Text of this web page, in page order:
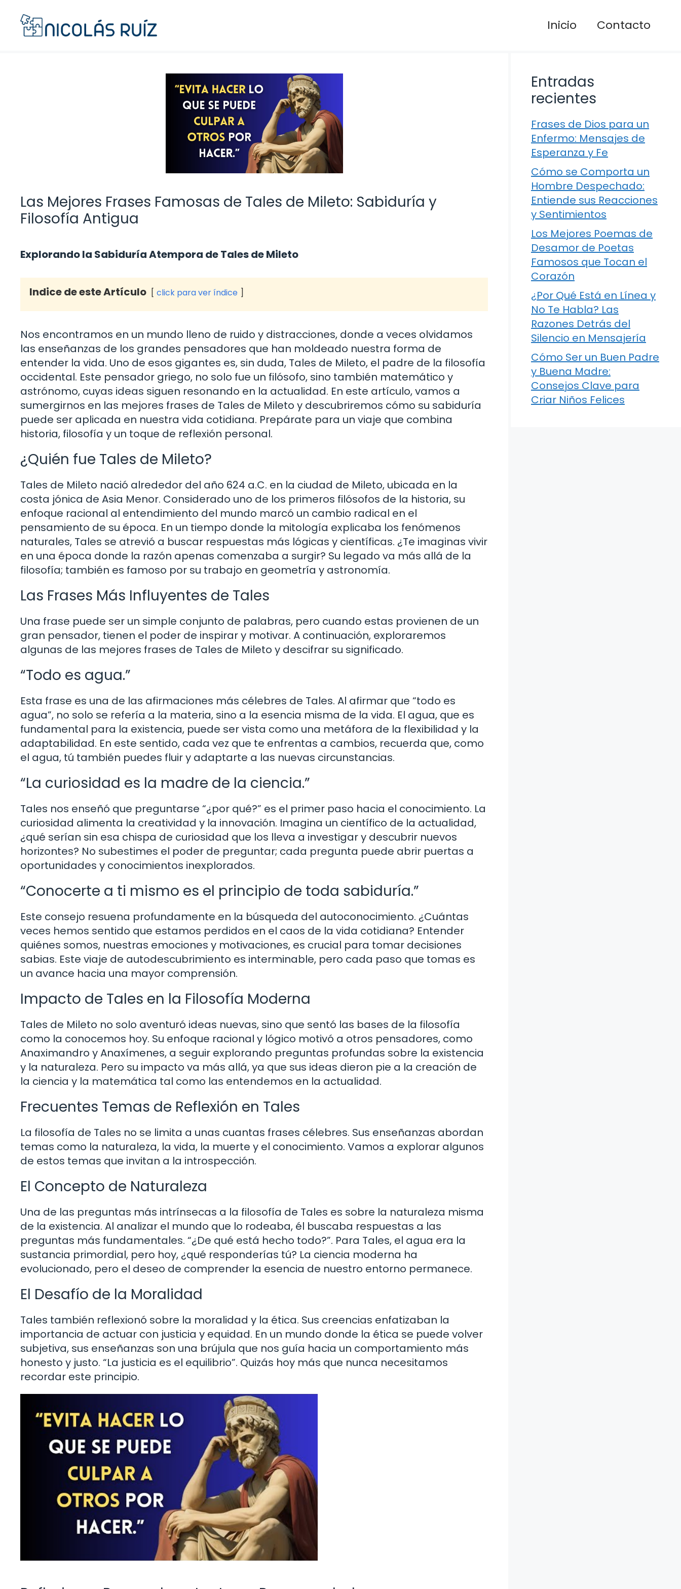
contenido
Inicio Contacto
Las Mejores Frases Famosas de Tales de Mileto: Sabiduría y
Filosofía Antigua
Explorando la Sabiduría Atempora de Tales de Mileto
Indice de este Artículo click para ver índice
Nos encontramos en un mundo lleno de ruido y distracciones, donde a veces olvidamos
las enseñanzas de los grandes pensadores que han moldeado nuestra forma de
entender la vida. Uno de esos gigantes es, sin duda, Tales de Mileto, el padre de la filosofía
occidental. Este pensador griego, no solo fue un filósofo, sino también matemático y
astrónomo, cuyas ideas siguen resonando en la actualidad. En este artículo, vamos a
sumergirnos en las mejores frases de Tales de Mileto y descubriremos cómo su sabiduría
puede ser aplicada en nuestra vida cotidiana. Prepárate para un viaje que combina
historia, filosofía y un toque de reflexión personal.
¿Quién fue Tales de Mileto?
Tales de Mileto nació alrededor del año 624 a.C. en la ciudad de Mileto, ubicada en la
costa jónica de Asia Menor. Considerado uno de los primeros filósofos de la historia, su
enfoque racional al entendimiento del mundo marcó un cambio radical en el
pensamiento de su época. En un tiempo donde la mitología explicaba los fenómenos
naturales, Tales se atrevió a buscar respuestas más lógicas y científicas. ¿Te imaginas vivir
en una época donde la razón apenas comenzaba a surgir? Su legado va más allá de la
filosofía; también es famoso por su trabajo en geometría y astronomía.
Las Frases Más Influyentes de Tales
Una frase puede ser un simple conjunto de palabras, pero cuando estas provienen de un
gran pensador, tienen el poder de inspirar y motivar. A continuación, exploraremos
algunas de las mejores frases de Tales de Mileto y descifrar su significado.
“Todo es agua.”
Esta frase es una de las afirmaciones más célebres de Tales. Al afirmar que “todo es
agua”, no solo se refería a la materia, sino a la esencia misma de la vida. El agua, que es
fundamental para la existencia, puede ser vista como una metáfora de la flexibilidad y la
adaptabilidad. En este sentido, cada vez que te enfrentas a cambios, recuerda que, como
el agua, tú también puedes fluir y adaptarte a las nuevas circunstancias.
“La curiosidad es la madre de la ciencia.”
Tales nos enseñó que preguntarse “¿por qué?” es el primer paso hacia el conocimiento. La
curiosidad alimenta la creatividad y la innovación. Imagina un científico de la actualidad,
¿qué serían sin esa chispa de curiosidad que los lleva a investigar y descubrir nuevos
horizontes? No subestimes el poder de preguntar; cada pregunta puede abrir puertas a
oportunidades y conocimientos inexplorados.
“Conocerte a ti mismo es el principio de toda sabiduría.”
Este consejo resuena profundamente en la búsqueda del autoconocimiento. ¿Cuántas
veces hemos sentido que estamos perdidos en el caos de la vida cotidiana? Entender
quiénes somos, nuestras emociones y motivaciones, es crucial para tomar decisiones
sabias. Este viaje de autodescubrimiento es interminable, pero cada paso que tomas es
un avance hacia una mayor comprensión.
Impacto de Tales en la Filosofía Moderna
Tales de Mileto no solo aventuró ideas nuevas, sino que sentó las bases de la filosofía
como la conocemos hoy. Su enfoque racional y lógico motivó a otros pensadores, como
Anaximandro y Anaxímenes, a seguir explorando preguntas profundas sobre la existencia
y la naturaleza. Pero su impacto va más allá, ya que sus ideas dieron pie a la creación de
la ciencia y la matemática tal como las entendemos en la actualidad.
Frecuentes Temas de Reflexión en Tales
La filosofía de Tales no se limita a unas cuantas frases célebres. Sus enseñanzas abordan
temas como la naturaleza, la vida, la muerte y el conocimiento. Vamos a explorar algunos
de estos temas que invitan a la introspección.
El Concepto de Naturaleza
Una de las preguntas más intrínsecas a la filosofía de Tales es sobre la naturaleza misma
de la existencia. Al analizar el mundo que lo rodeaba, él buscaba respuestas a las
preguntas más fundamentales. “¿De qué está hecho todo?”. Para Tales, el agua era la
sustancia primordial, pero hoy, ¿qué responderías tú? La ciencia moderna ha
evolucionado, pero el deseo de comprender la esencia de nuestro entorno permanece.
El Desafío de la Moralidad
Tales también reflexionó sobre la moralidad y la ética. Sus creencias enfatizaban la
importancia de actuar con justicia y equidad. En un mundo donde la ética se puede volver
subjetiva, sus enseñanzas son una brújula que nos guía hacia un comportamiento más
honesto y justo. “La justicia es el equilibrio”. Quizás hoy más que nunca necesitamos
recordar este principio.
Entradas
recientes
Frases de Dios para un
Enfermo: Mensajes de
Esperanza y Fe
Cómo se Comporta un
Hombre Despechado:
Entiende sus Reacciones
y Sentimientos
Los Mejores Poemas de
Desamor de Poetas
Famosos que Tocan el
Corazón
¿Por Qué Está en Línea y
No Te Habla? Las
Razones Detrás del
Silencio en Mensajería
Cómo Ser un Buen Padre
y Buena Madre:
Consejos Clave para
Criar Niños Felices